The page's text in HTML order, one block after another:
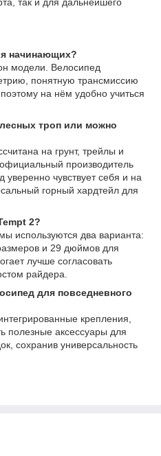
начинающих?
модели. Велосипед
понятную трансмиссию
на нём удобно учиться
троп или можно
на грунт, трейлы и
производитель
уверенно чувствует себя и на
горный хардтейл для
2?
используются два варианта:
и 29 дюймов для
лучше согласовать
райдера.
для повседневного
крепления,
полезные аксессуары для
сохранив универсальность